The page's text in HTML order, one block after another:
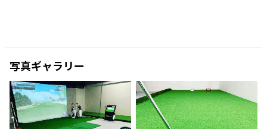
写真ギャラリー